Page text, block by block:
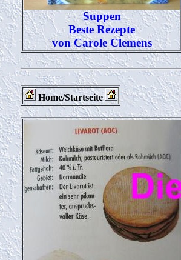
Suppen
Beste Rezepte
von Carole Clemens
Home/Startseite